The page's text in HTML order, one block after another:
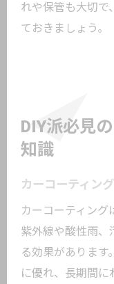
れや保管も大切で
ておきましょう。
DIY派必見
知識
カーコーティン
カーコーティング
紫外線や酸性雨、
る効果があります
に優れ、長期間に